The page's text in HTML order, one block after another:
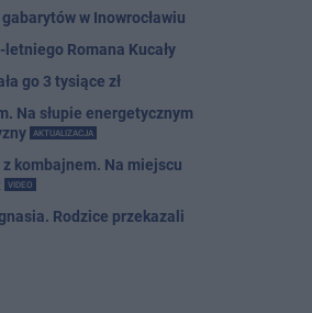
w Inowrocławiu
Romana Kucały
go 3 tysiące zł
Na słupie energetycznym
AKTUALIZACJA
kombajnem. Na miejscu
VIDEO
Rodzice przekazali